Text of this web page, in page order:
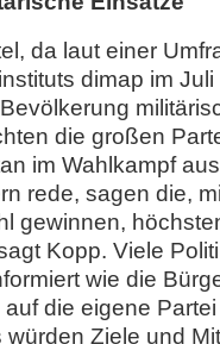
da laut einer
dimap im
die großen
im Wahlkampf
rede, sagen die,
gewinnen,
Kopp. Viele
wie die
die eigene
Ziele und